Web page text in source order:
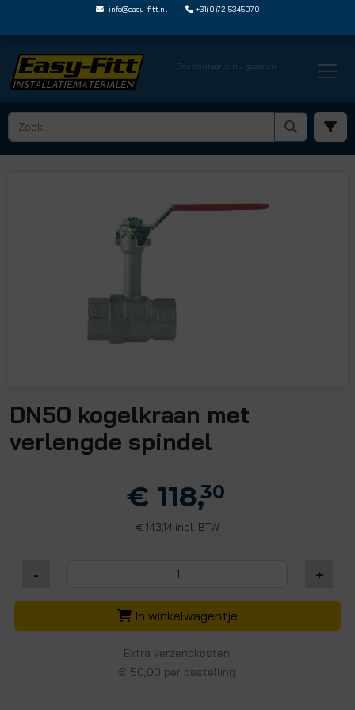
info@easy-fitt.nl +31(0)72-5345070
Ons kantoor is nu gesloten
HOME › KOGELKRANEN › KOGELKRANEN MET VERLENGDE SPINDEL › KKL2BI 2BIR
DN50 kogelkraan met
verlengde spindel
€ 118,30
€ 143,14 incl. BTW
- +
In winkelwagentje
Extra verzendkosten:
€ 50,00 per bestelling.